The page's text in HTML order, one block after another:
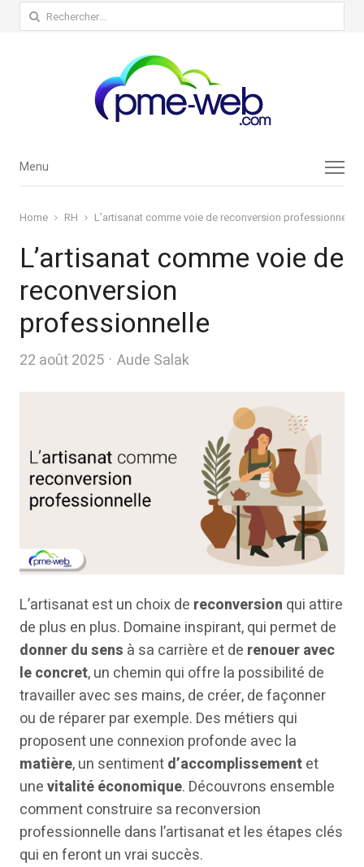
Rechercher :
Menu
Menu
Home RH L’artisanat comme voie de reconversion professionnelle
L’artisanat comme voie de
reconversion
professionnelle
22 août 2025 Author
Aude Salak
L’artisanat est un choix de reconversion qui attire
de plus en plus. Domaine inspirant, qui permet de
donner du sens à sa carrière et de renouer avec
le concret, un chemin qui offre la possibilité de
travailler avec ses mains, de créer, de façonner
ou de réparer par exemple. Des métiers qui
proposent une connexion profonde avec la
matière, un sentimentd’accomplissementet
unevitalité économique. Découvrons ensemble
comment construire sa reconversion
professionnelle dans l’artisanat et les étapes clés
qui en feront un vrai succès.